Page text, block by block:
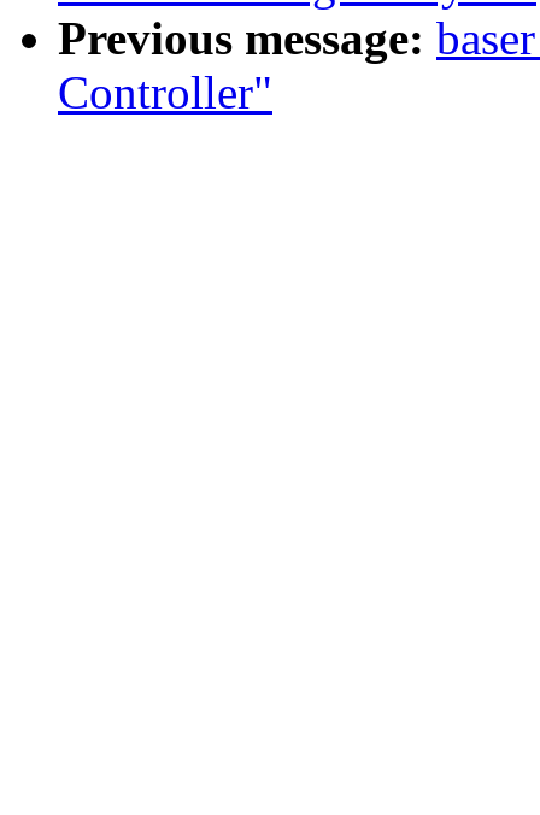
Previous message:
Controller"